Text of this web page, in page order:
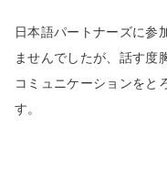
日本語パートナーズに参
ませんでしたが、話す度
コミュニケーションをと
す。